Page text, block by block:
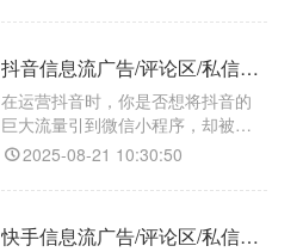
微信小程序，成为许多运营者面临
支个招，借助一款神奇的跳转工具
——【天天外链】，轻松实现一键
跳转，让你的流量转化不再是难
题！
抖音信息流广告/评论区/私信跳转微信小程序/小程序任意页面/小程序码的最新教程
在运营抖音时，你是否想将抖音的
巨大流量引到微信小程序，却被跳
转难题困住？别担心，“天天外链”
2025-08-21 10:30:50
快手信息流广告/评论区/私信跳转微信小程序/小程序任意页面/小程序码的方法